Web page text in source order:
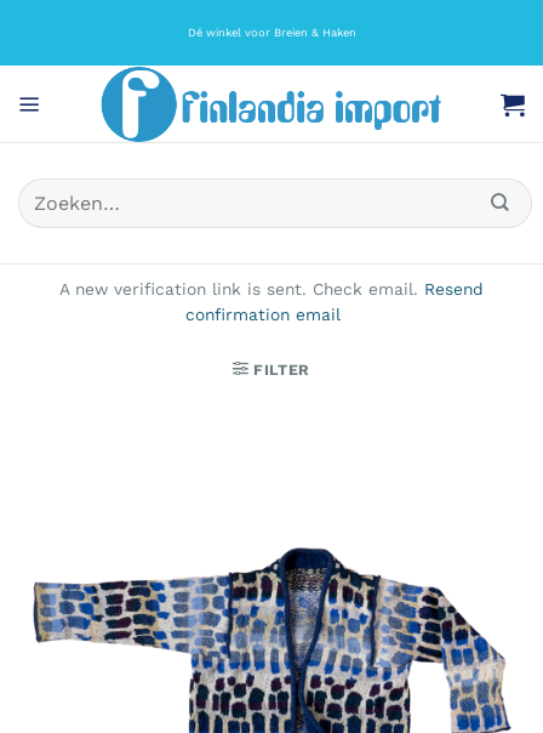
Dé winkel voor Breien & Haken
Zoeken
naar:
A new verification link is sent. Check email. Resend
confirmation email
FILTER